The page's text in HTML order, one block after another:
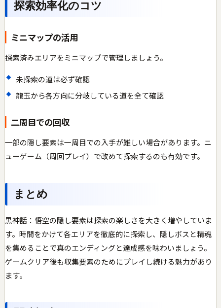
探索効率化のコツ
ミニマップの活用
探索済みエリアをミニマップで管理しましょう。
未探索の道は必ず確認
龍玉から各方向に分岐している道を全て確認
二周目での回収
一部の隠し要素は一周目での入手が難しい場合があります。ニ
ューゲーム（周回プレイ）で改めて探索するのも有効です。
まとめ
黒神話：悟空の隠し要素は探索の楽しさを大きく増やしていま
す。時間をかけて各エリアを徹底的に探索し、隠しボスと精魂
を集めることで真のエンディングと達成感を味わいましょう。
ゲームクリア後も収集要素のためにプレイし続ける魅力があり
ます。